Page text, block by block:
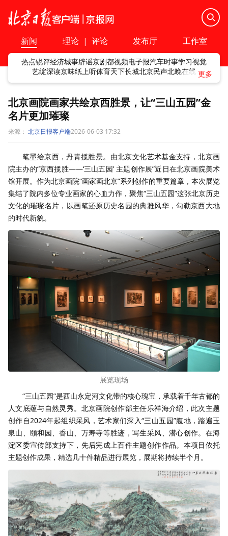
新闻 理论 | 评论 发布厅 工作室
热点锐评经济城事辟谣京剧都视频电子报汽车时事学习视觉
艺绽深读京味纸上听体育天下长城北京民声北晚在线
北京画院画家共绘京西胜景，让“三山五园”金
名片更加璀璨
来源： 北京日报客户端2026-06-03 17:32
笔墨绘京西，丹青揽胜景。由北京文化艺术基金支持，北京画
院主办的“京西揽胜——‘三山五园’ 主题创作展”近日在北京画院美术
馆开展。作为北京画院“画家画北京”系列创作的重要篇章，本次展览
集结了院内多位专业画家的心血力作，聚焦“三山五园”这张北京历史
文化的璀璨名片，以画笔还原历史名园的典雅风华，勾勒京西大地
的时代新貌。
展览现场
“三山五园”是西山永定河文化带的核心瑰宝，承载着千年古都的
人文底蕴与自然灵秀。北京画院创作部主任乐祥海介绍，此次主题
创作自2024年起组织采风，艺术家们深入“三山五园”腹地，踏遍玉
泉山、颐和园、香山、万寿寺等胜迹，写生采风、潜心创作。在海
淀区委宣传部支持下，先后完成上百件主题创作作品。本项目依托
主题创作成果，精选几十件精品进行展览，展期将持续半个月。